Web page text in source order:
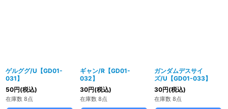
ゲルググ/U【GD01-
031】
50円(税込)
在庫数 8点
ギャン/R【GD01-
032】
30円(税込)
在庫数 8点
ガンダムデスサイ
ズ/U【GD01-033】
30円(税込)
在庫数 8点